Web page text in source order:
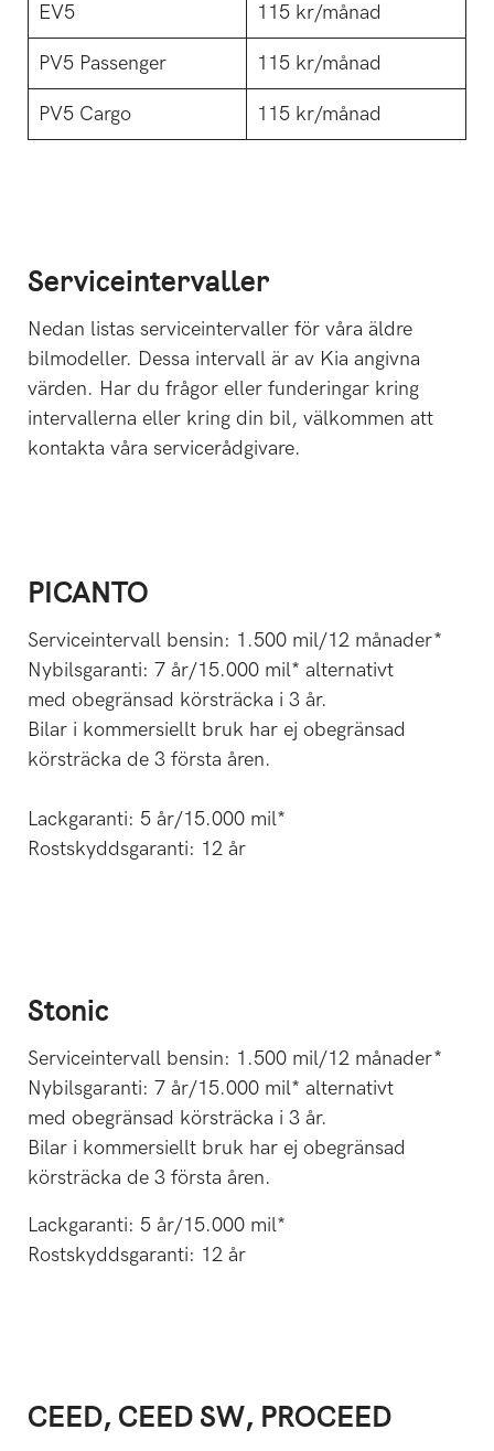
EV5 115 kr/månad
PV5 Passenger 115 kr/månad
PV5 Cargo 115 kr/månad
Serviceintervaller
Nedan listas serviceintervaller för våra äldre
bilmodeller. Dessa intervall är av Kia angivna
värden. Har du frågor eller funderingar kring
intervallerna eller kring din bil, välkommen att
kontakta våra servicerådgivare.
PICANTO
Serviceintervall bensin: 1.500 mil/12 månader*
Nybilsgaranti: 7 år/15.000 mil* alternativt
med obegränsad körsträcka i 3 år.
Bilar i kommersiellt bruk har ej obegränsad
körsträcka de 3 första åren.
Lackgaranti: 5 år/15.000 mil*
Rostskyddsgaranti: 12 år
Stonic
Serviceintervall bensin: 1.500 mil/12 månader*
Nybilsgaranti: 7 år/15.000 mil* alternativt
med obegränsad körsträcka i 3 år.
Bilar i kommersiellt bruk har ej obegränsad
körsträcka de 3 första åren.
Lackgaranti: 5 år/15.000 mil*
Rostskyddsgaranti: 12 år
CEED, CEED SW, PROCEED